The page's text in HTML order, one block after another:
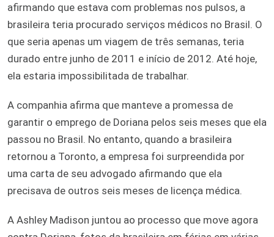
afirmando que estava com problemas nos pulsos, a
brasileira teria procurado serviços médicos no Brasil. O
que seria apenas um viagem de três semanas, teria
durado entre junho de 2011 e início de 2012. Até hoje,
ela estaria impossibilitada de trabalhar.
A companhia afirma que manteve a promessa de
garantir o emprego de Doriana pelos seis meses que ela
passou no Brasil. No entanto, quando a brasileira
retornou a Toronto, a empresa foi surpreendida por
uma carta de seu advogado afirmando que ela
precisava de outros seis meses de licença médica.
A Ashley Madison juntou ao processo que move agora